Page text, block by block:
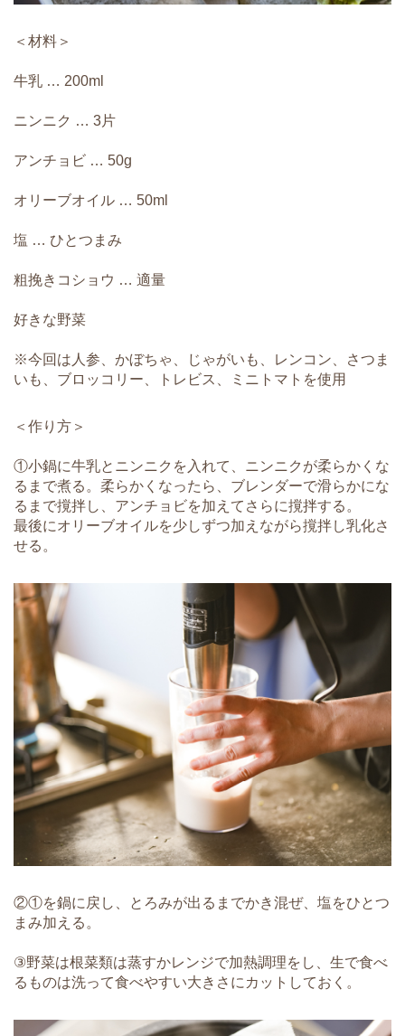
＜材料＞
牛乳 … 200ml
ニンニク … 3片
アンチョビ … 50g
オリーブオイル … 50ml
塩 … ひとつまみ
粗挽きコショウ … 適量
好きな野菜
※今回は人参、かぼちゃ、じゃがいも、レンコン、さつま
いも、ブロッコリー、トレビス、ミニトマトを使用
＜作り方＞
①小鍋に牛乳とニンニクを入れて、ニンニクが柔らかくな
るまで煮る。柔らかくなったら、ブレンダーで滑らかにな
るまで撹拌し、アンチョビを加えてさらに撹拌する。
最後にオリーブオイルを少しずつ加えながら撹拌し乳化さ
せる。
②①を鍋に戻し、とろみが出るまでかき混ぜ、塩をひとつ
まみ加える。
③野菜は根菜類は蒸すかレンジで加熱調理をし、生で食べ
るものは洗って食べやすい大きさにカットしておく。